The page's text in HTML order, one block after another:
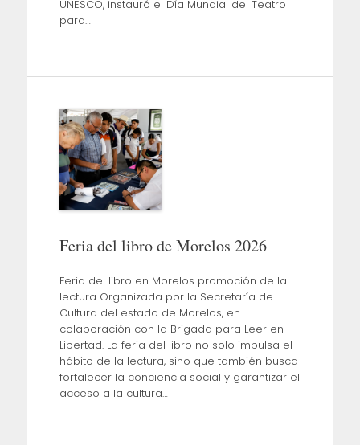
UNESCO, instauró el Día Mundial del Teatro
para…
Feria del libro de Morelos 2026
Feria del libro en Morelos promoción de la
lectura Organizada por la Secretaría de
Cultura del estado de Morelos, en
colaboración con la Brigada para Leer en
Libertad. La feria del libro no solo impulsa el
hábito de la lectura, sino que también busca
fortalecer la conciencia social y garantizar el
acceso a la cultura…